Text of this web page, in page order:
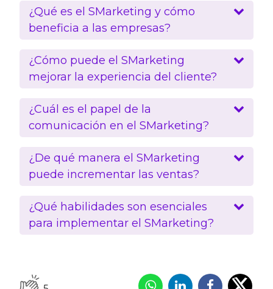
¿Qué es el SMarketing y cómo
beneficia a las empresas?
¿Cómo puede el SMarketing
mejorar la experiencia del cliente?
¿Cuál es el papel de la
comunicación en el SMarketing?
¿De qué manera el SMarketing
puede incrementar las ventas?
¿Qué habilidades son esenciales
para implementar el SMarketing?